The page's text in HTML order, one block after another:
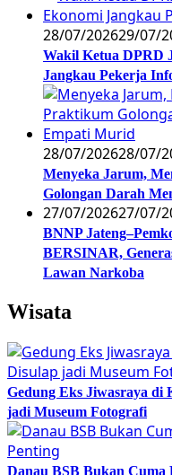
28/07/202629/07/
Wakil Ketua DPRD
Jangkau Pekerja
28/07/202628/07/
Menyeka Jarum,
Golongan Darah
27/07/202627/07/
BNNP
BERSINAR,
Lawan Narkoba
Wisata
Gedung Eks Jiwasraya di
jadi Museum Fotografi
Danau BSB Bukan Cuma